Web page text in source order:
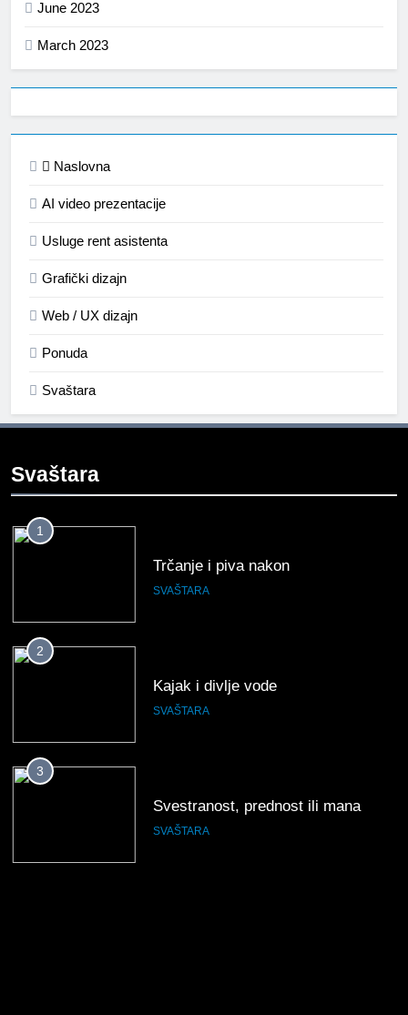
June 2023
March 2023
Naslovna
AI video prezentacije
Usluge rent asistenta
Grafički dizajn
Web / UX dizajn
Ponuda
Svaštara
Svaštara
1
Trčanje i piva nakon
SVAŠTARA
2
Kajak i divlje vode
SVAŠTARA
3
Svestranost, prednost ili mana
SVAŠTARA